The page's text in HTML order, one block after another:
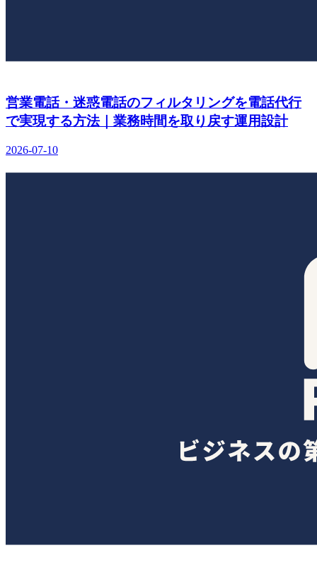
営業電話・迷惑電話のフィルタリングを電話代行
で実現する方法｜業務時間を取り戻す運用設計
2026-07-10